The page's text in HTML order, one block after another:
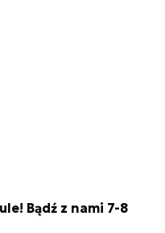
Bądź z nami 7-8